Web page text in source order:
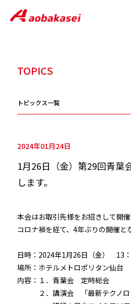
TOPICS
トピックス一覧
2024年01月24日
1月26日（金）第29回青
します。
本会はお取引先様をお招きして開催
コロナ禍を経て、4年ぶりの開催と
日時：2024年1月26日（金） 13
場所：ホテルメトロポリタン仙台
内容：１．青葉会 定時総会
２．講演会 「最新テクノロ